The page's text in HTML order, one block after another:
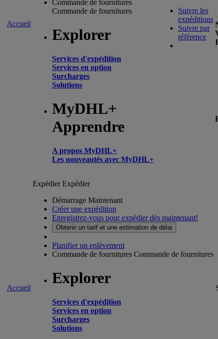
Accueil
Commande de fournitures
Commande de fournitures
Explorer
Services d'expédition
Services en option
Surcharges
Solutions
MyDHL+
Apprendre
A propos MyDHL+
Les nouveautés avec MyDHL+
Suivre les
expéditions
Suivre par
référence
Accueil
ExpédierExpédier
Démarrage Maintenant
Créer une expédition
Enregistrez-vous pour expédier dès maintenant!
Obtenir un tarif et une estimation de délai
Planifier un enlèvement
Commande de fournitures Commande de fournitures
Explorer
Services d'expédition
Services en option
Surcharges
Solutions